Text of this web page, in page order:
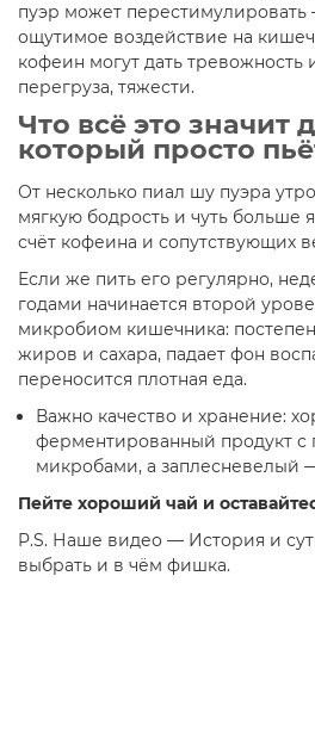
пуэр может перестимулировать
ощутимое воздействие на
кофеин могут дать
перегруза, тяжести.
Что всё это значит
который просто
От несколько пиал шу пуэра
мягкую бодрость и чуть больше
счёт кофеина и сопутствующих
Если же пить его регулярно,
годами начинается второй
микробиом кишечника:
жиров и сахара, падает фон
переносится плотная еда.
Важно качество и хранение:
ферментированный продукт с
микробами, а заплесневелый
Пейте хороший чай и
P.S. Наше видео — История и
выбрать и в чём фишка.